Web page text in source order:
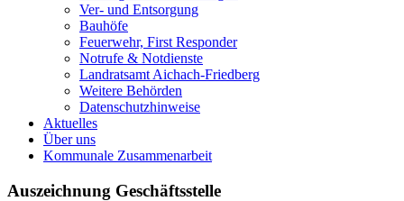
Ver- und Entsorgung
Bauhöfe
Feuerwehr, First Responder
Notrufe & Notdienste
Landratsamt Aichach-Friedberg
Weitere Behörden
Datenschutzhinweise
Aktuelles
Über uns
Kommunale Zusammenarbeit
Auszeichnung Geschäftsstelle